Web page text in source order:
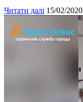
Читати далі 15/02/2020